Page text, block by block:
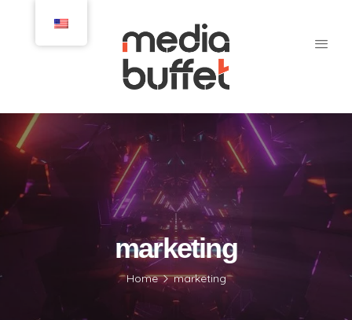
marketing
Home marketing